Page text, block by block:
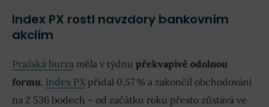
Index PX rostl navzdory bankovním
akciím
Pražská burza měla v týdnu překvapivě odolnou
formu. Index PXpřidal 0,57 % a zakončil obchodování
na 2 536 bodech – od začátku roku přesto zůstává ve